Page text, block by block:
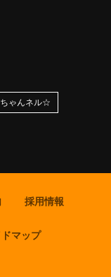
ゃんネル☆
採用情報
マップ